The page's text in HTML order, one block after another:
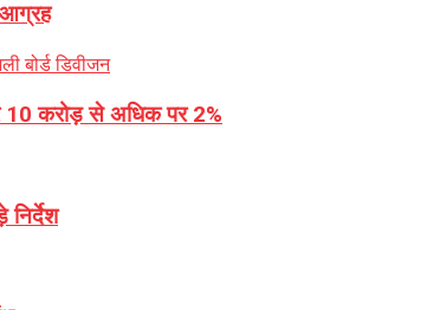
आग्रह
करोड़ से अधिक पर 2%
निर्देश